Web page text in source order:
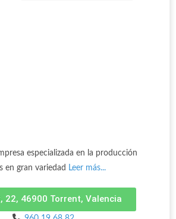
especializada en la producción
en gran variedad
Leer más...
22, 46900 Torrent, Valencia